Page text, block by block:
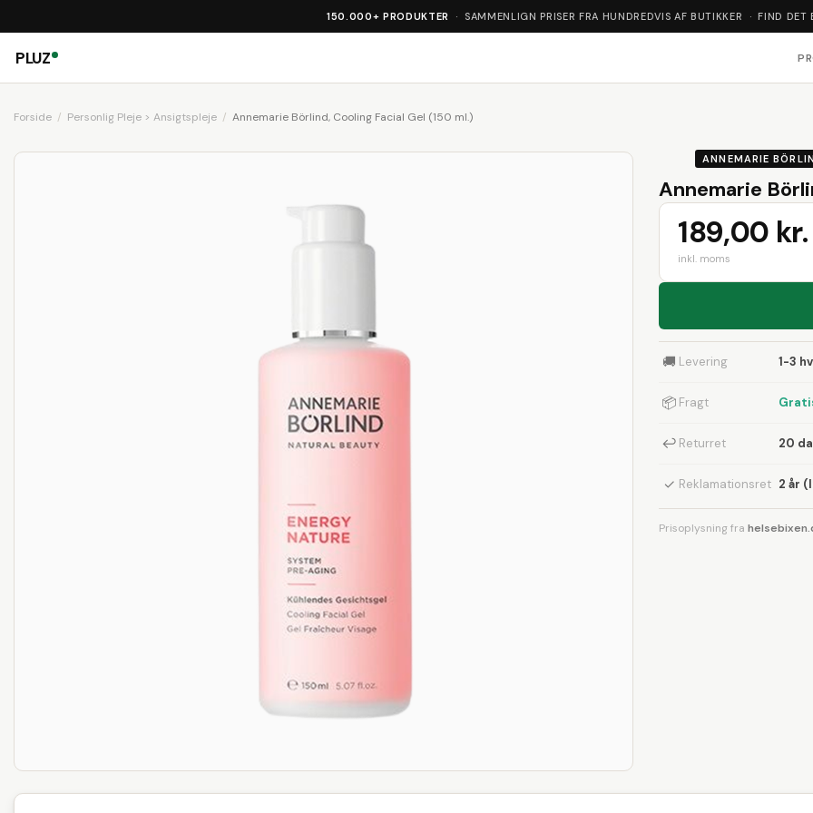
150.000+ PRODUKTER · SAMMENLIGN PRISER FRA HUNDREDVIS AF BUTIKKER · FIND DET
PLUZ
Forside Personlig Pleje > Ansigtspleje Annemarie Börlind, Cooling Facial Gel (150 ml.)
ANNEMARIE
Annemarie
189,00 kr.
inkl. moms
🚚 Levering 1-3
📦 Fragt
↩ Returret 20
✓ Reklamationsret 2 år
Prisoplysning fra